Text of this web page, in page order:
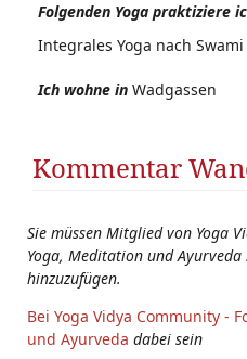
Folgenden Yoga praktiziere
Integrales Yoga nach
Ich wohne in Wadgassen
Kommentar
Sie müssen Mitglied von Yoga
Yoga, Meditation und
hinzuzufügen.
Bei Yoga Vidya Community -
und Ayurveda dabei sein